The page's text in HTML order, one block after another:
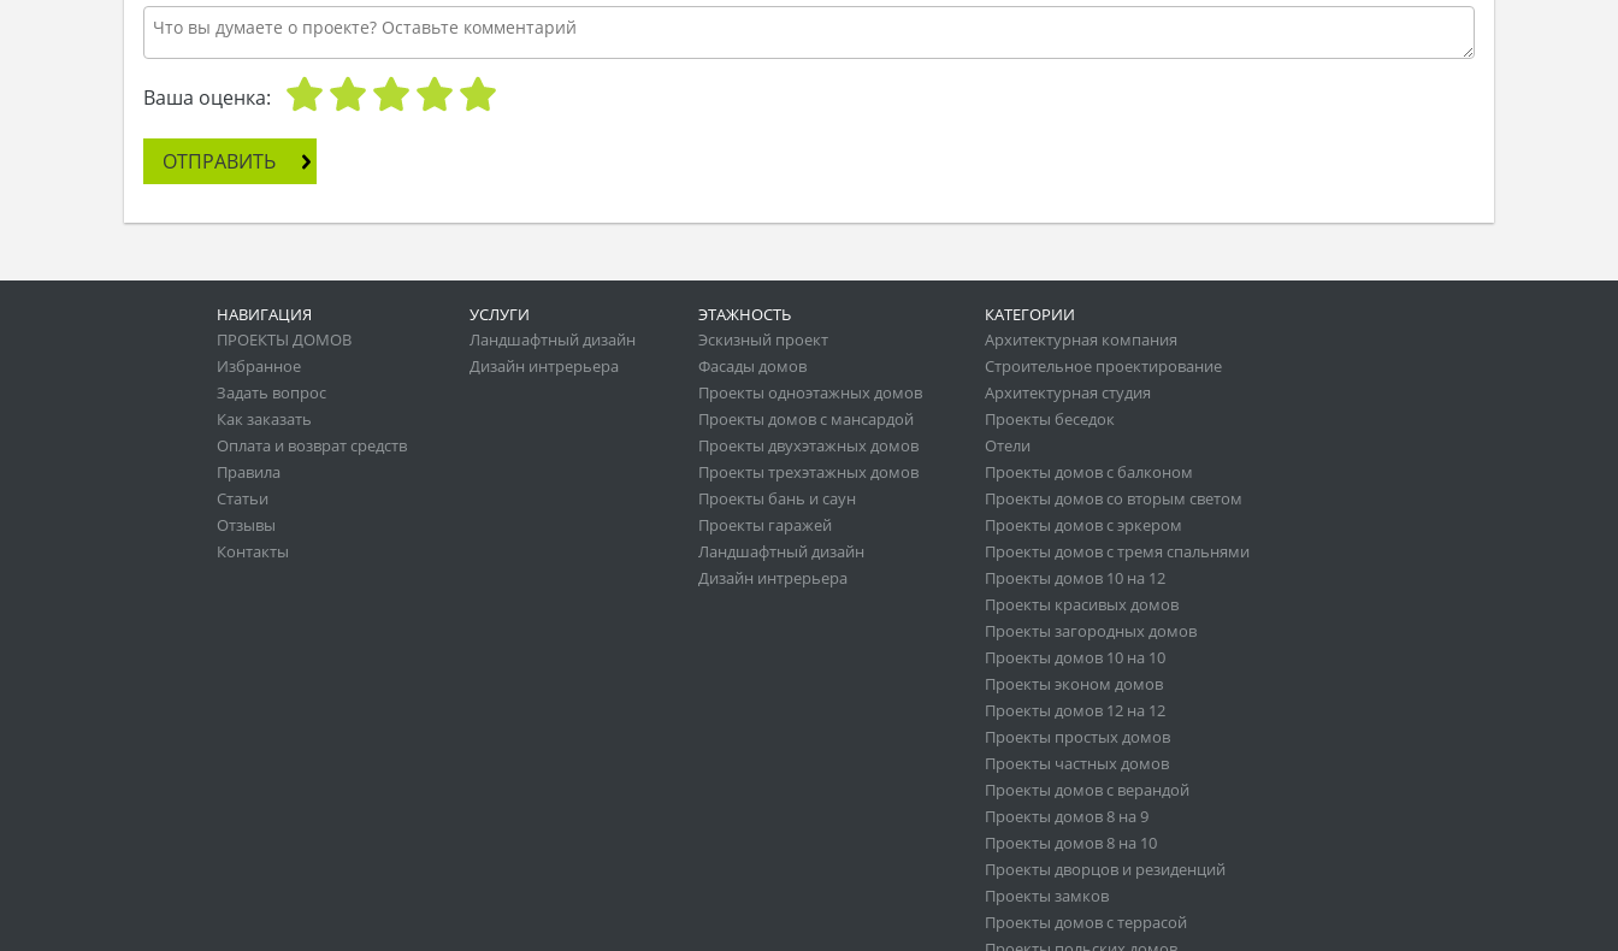
Ваша оценка:
ОТПРАВИТЬ
НАВИГАЦИЯ
ПРОЕКТЫ ДОМОВ
Избранное
Задать вопрос
Как заказать
Оплата и возврат средств
Правила
Статьи
Отзывы
Контакты
УСЛУГИ
Ландшафтный дизайн
Дизайн интрерьера
ЭТАЖНОСТЬ
Эскизный проект
Фасады домов
Проекты одноэтажных домов
Проекты домов с мансардой
Проекты двухэтажных домов
Проекты трехэтажных домов
Проекты бань и саун
Проекты гаражей
Ландшафтный дизайн
Дизайн интрерьера
КАТЕГОРИИ
Архитектурная компания
Строительное проектирование
Архитектурная студия
Проекты беседок
Отели
Проекты домов с балконом
Проекты домов со вторым светом
Проекты домов с эркером
Проекты домов с тремя спальнями
Проекты домов 10 на 12
Проекты красивых домов
Проекты загородных домов
Проекты домов 10 на 10
Проекты эконом домов
Проекты домов 12 на 12
Проекты простых домов
Проекты частных домов
Проекты домов с верандой
Проекты домов 8 на 9
Проекты домов 8 на 10
Проекты дворцов и резиденций
Проекты замков
Проекты домов с террасой